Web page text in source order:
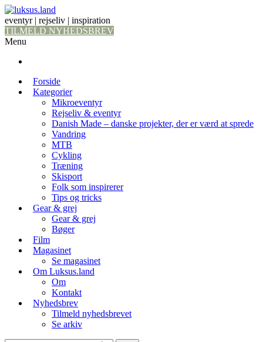
eventyr | rejseliv | inspiration
TILMELD NYHEDSBREV
Menu
Forside
Kategorier
Mikroeventyr
Rejseliv & eventyr
Danish Made – danske projekter, der er værd at sprede
Vandring
MTB
Cykling
Træning
Skisport
Folk som inspirerer
Tips og tricks
Gear & grej
Gear & grej
Bøger
Film
Magasinet
Se magasinet
Om Luksus.land
Om
Kontakt
Nyhedsbrev
Tilmeld nyhedsbrevet
Se arkiv